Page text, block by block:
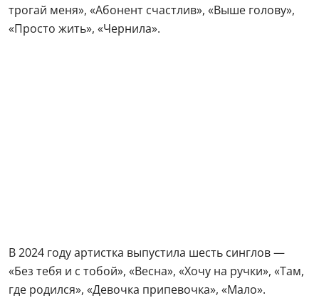
трогай меня», «Абонент счастлив», «Выше голову»,
«Просто жить», «Чернила».
В 2024 году артистка выпустила шесть синглов —
«Без тебя и с тобой», «Весна», «Хочу на ручки», «Там,
где родился», «Девочка припевочка», «Мало».